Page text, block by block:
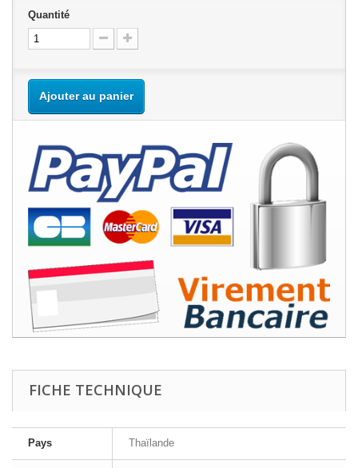
Quantité
Ajouter au panier
FICHE TECHNIQUE
Pays Thaïlande